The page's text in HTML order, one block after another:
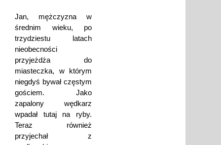
Jan, mężczyzna w
średnim wieku, po
trzydziestu latach
nieobecności
przyjeżdża do
miasteczka, w którym
niegdyś bywał częstym
gościem. Jako
zapalony wędkarz
wpadał tutaj na ryby.
Teraz również
przyjechał z